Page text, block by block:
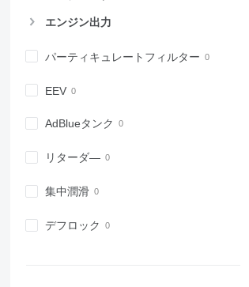
エンジン出力
パーティキュレートフィルター
EEV
AdBlueタンク
リターダ―
集中潤滑
デフロック